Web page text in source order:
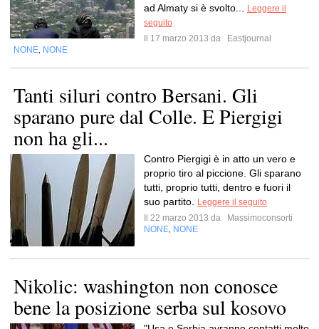
ad Almaty si è svolto...
Leggere il
seguito
Il 17 marzo 2013 da
Eastjournal
NONE NONE
Tanti siluri contro Bersani. Gli
sparano pure dal Colle. E Piergigi
non ha gli...
Contro Piergigi è in atto un vero e
proprio tiro al piccione. Gli sparano
tutti, proprio tutti, dentro e fuori il
suo partito.
Leggere il seguito
Il 22 marzo 2013 da
Massimoconsorti
NONE NONE
Nikolic: washington non conosce
bene la posizione serba sul kosovo